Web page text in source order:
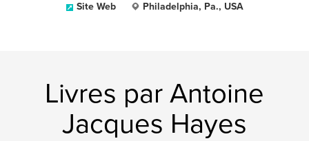
Site Web Philadelphia, Pa., USA
Livres par Antoine
Jacques Hayes